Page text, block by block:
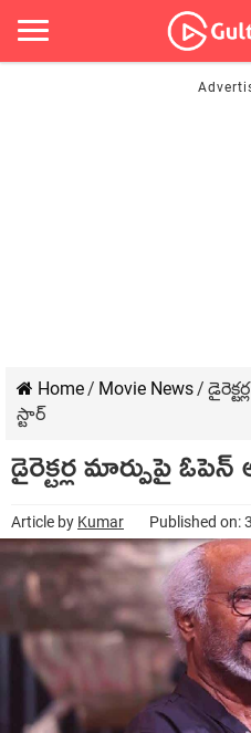
Home/ Movie News/
స్టార్
డైరెక్టర్ల మార్పుపై
Article by Kumar Published on: